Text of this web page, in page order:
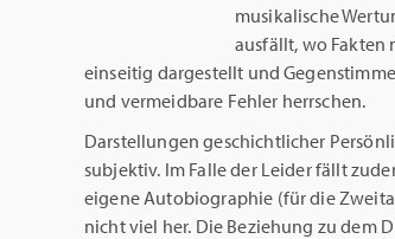
musikalische
ausfällt, wo Fakten
einseitig dargestellt und
und vermeidbare Fehler herrschen.
Darstellungen geschichtlicher
subjektiv. Im Falle der Leider fällt
eigene Autobiographie (für die
nicht viel her. Die Beziehung zu dem